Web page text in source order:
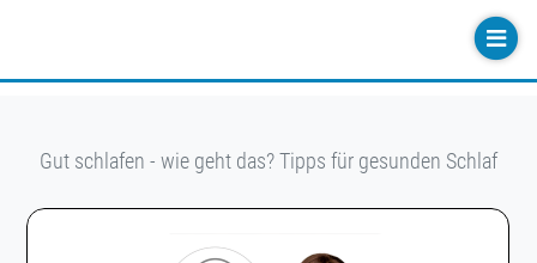
Gut schlafen - wie geht das? Tipps für gesunden Schlaf